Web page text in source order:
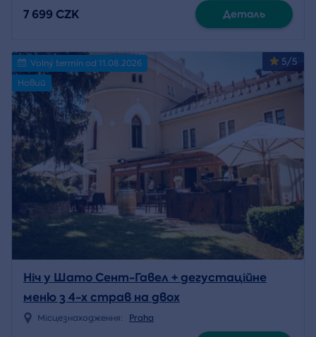
7 699 CZK Деталь
5/5
Volný termín od 11.08.2026
Новий
Ніч у Шато Сент-Гавел + дегустаційне
меню з 4-х страв на двох
Місцезнаходження: Praha